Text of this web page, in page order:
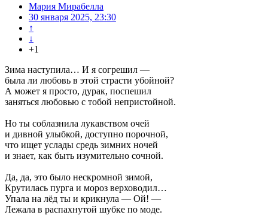
Мария Мирабелла
30 января 2025, 23:30
↑
↓
+1
Зима наступила… И я согрешил —
была ли любовь в этой страсти убойной?
А может я просто, дурак, поспешил
заняться любовью с тобой непристойной.
Но ты соблазнила лукавством очей
и дивной улыбкой, доступно порочной,
что ищет услады средь зимних ночей
и знает, как быть изумительно сочной.
Да, да, это было нескромной зимой,
Крутилась пурга и мороз верховодил…
Упала на лёд ты и крикнула — Ой! —
Лежала в распахнутой шубке по моде.